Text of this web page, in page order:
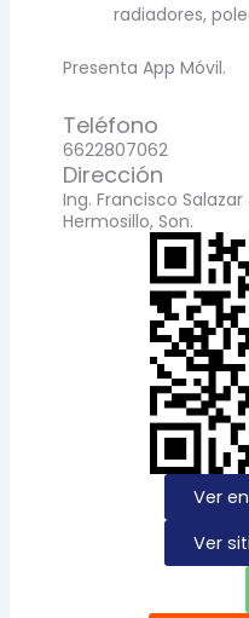
radiadores,
Presenta App Móvil.
Teléfono
6622807062
Dirección
Ing. Francisco
Hermosillo, Son.
Ver
Ver